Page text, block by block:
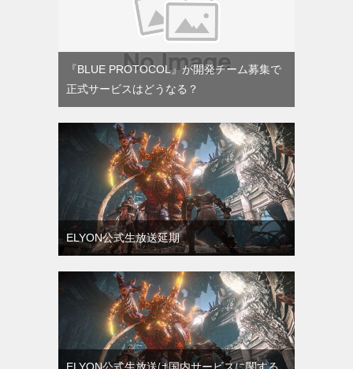
『BLUE PROTOCOL』が開発チーム募集で
正式サービスはどうなる？
ELYON公式生放送延期